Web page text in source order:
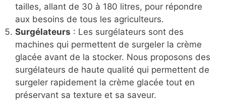
tailles, allant de 30 à 180 litres, pour répondre
aux besoins de tous les agriculteurs.
Surgélateurs : Les surgélateurs sont des
machines qui permettent de surgeler la crème
glacée avant de la stocker. Nous proposons des
surgélateurs de haute qualité qui permettent de
surgeler rapidement la crème glacée tout en
préservant sa texture et sa saveur.